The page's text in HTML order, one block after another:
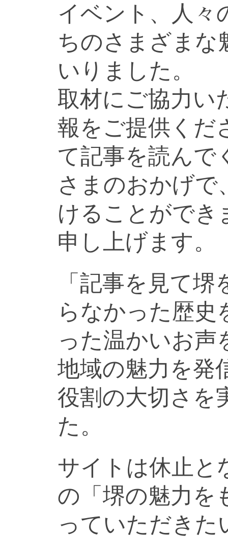
イベント、人々
ちのさまざまな
いりました。
取材にご協力い
報をご提供くだ
て記事を読んで
さまのおかげで
けることができ
申し上げます。
「記事を見て
らなかった歴史
った温かいお声
地域の魅力を発
役割の大切さを
た。
サイトは休止と
の「堺の魅力を
っていただきた